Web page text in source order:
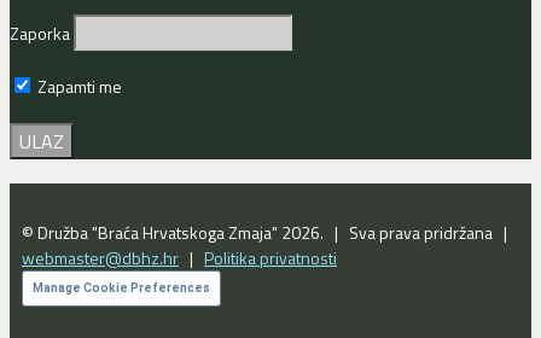
Zaporka
Zapamti me
© Družba "Braća Hrvatskoga Zmaja" 2026. | Sva prava pridržana |
webmaster@dbhz.hr | Politika privatnosti
Manage Cookie Preferences